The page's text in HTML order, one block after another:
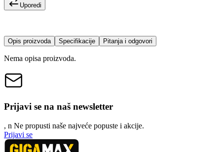
Uporedi
Opis proizvoda Specifikacije Pitanja i odgovori
Nema opisa proizvoda.
Prijavi se na naš newsletter
, n Ne propusti naše najveće popuste i akcije.
Prijavi se